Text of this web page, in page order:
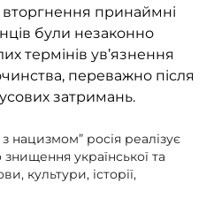
принаймні
були незаконно
термінів ув’язнення
переважно після
затримань.
нацизмом” росія реалізує
української та
культури, історії,